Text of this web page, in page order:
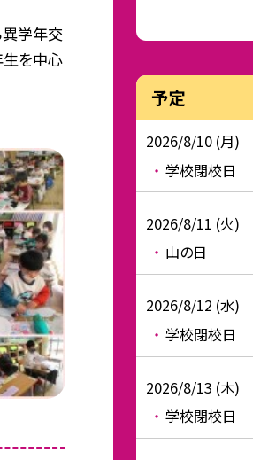
学年交
生を中心
予定
2026/8/10 (月)
学校閉校日
2026/8/11 (火)
山の日
2026/8/12 (水)
学校閉校日
2026/8/13 (木)
学校閉校日